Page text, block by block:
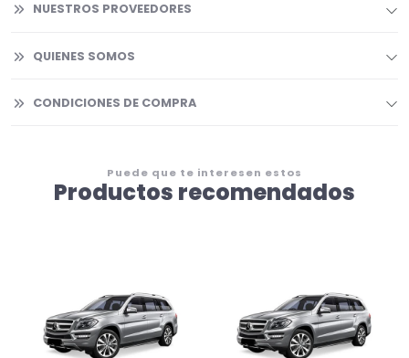
NUESTROS PROVEEDORES
QUIENES SOMOS
CONDICIONES DE COMPRA
Puede que te interesen estos
Productos recomendados